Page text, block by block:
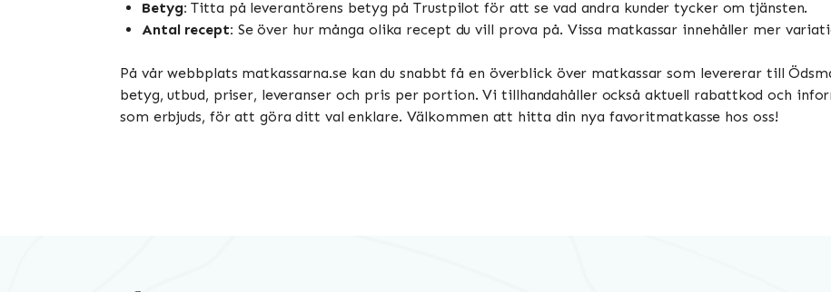
Betyg: Titta på leverantörens betyg på Trustpilot för att se vad andra kunder tycker om tjänsten.
Antal recept: Se över hur många olika recept du vill prova på. Vissa matkassar innehåller mer
På vår webbplats matkassarna.se kan du snabbt få en överblick över matkassar som levererar till
betyg, utbud, priser, leveranser och pris per portion. Vi tillhandahåller också aktuell rabattkod och
som erbjuds, för att göra ditt val enklare. Välkommen att hitta din nya favoritmatkasse hos oss!